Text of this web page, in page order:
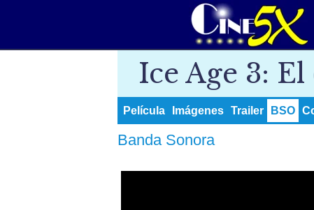
Ice Age 3:
Película Imágenes Trailer BSO
Banda Sonora